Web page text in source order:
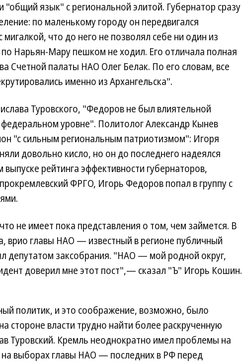
"общий язык" с региональной элитой. Губернатор сразу
по маленькому городу он передвигался
что до него не позволял себе ни один из
Нарьян-Мару пешком не ходил. Его отличала полная
Счетной палаты НАО Олег Белак. По его словам, все
именно из Архангельска".
Туровского, "Федоров не был влиятельной
федеральном уровне". Политолог Александр Кынев
"с сильным региональным патриотизмом": Игоря
довольно кисло, но он до последнего надеялся
рейтинга эффективности губернаторов,
ФРГО, Игорь Федоров попал в группу с
не имеет пока представления о том, чем займется. В
врио главы НАО — известный в регионе публичный
депутатом заксобрания. "НАО — мой родной округ,
доверил мне этот пост",— сказал "Ъ" Игорь Кошин.
политик, и это соображение, возможно, было
стороне власти трудно найти более раскрученную
Туровский. Кремль неоднократно имел проблемы на
выборах главы НАО — последних в РФ перед